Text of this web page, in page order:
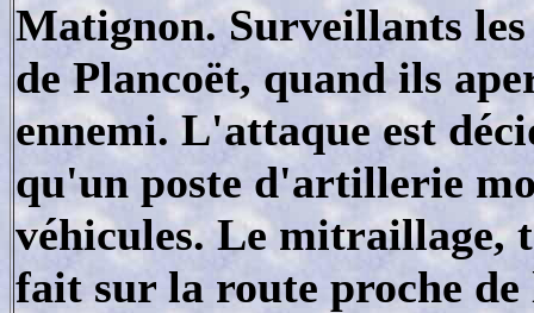
Matignon. Surveillants
de Plancoët, quand ils
ennemi. L'attaque est
qu'un poste d'artillerie
véhicules. Le mitraillage,
fait sur la route proche de